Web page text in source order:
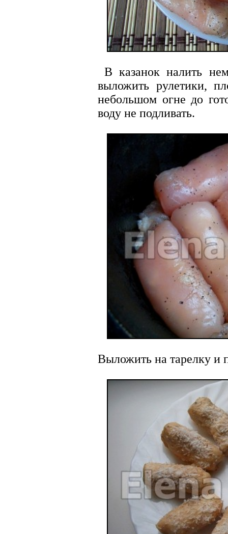
В казанок налить
выложить рулетики,
небольшом огне до
воду не подливать.
Выложить на тарелку и